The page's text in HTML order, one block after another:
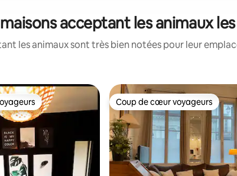
acceptant les animaux
les animaux sont très bien notées pour leur
Coup de cœur voyageurs
Coup de cœur voyageurs